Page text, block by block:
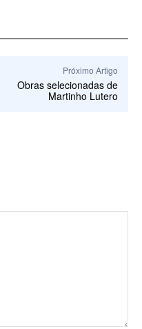
Próximo Artigo
Obras selecionadas de
Martinho Lutero